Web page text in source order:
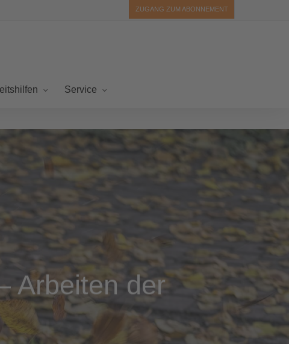
ZUGANG ZUM ABONNEMENT
Service
Arbeiten der